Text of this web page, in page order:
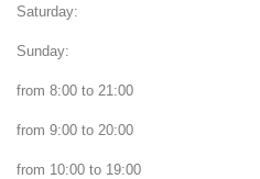
Saturday:
Sunday:
from 8:00 to 21:00
from 9:00 to 20:00
from 10:00 to 19:00